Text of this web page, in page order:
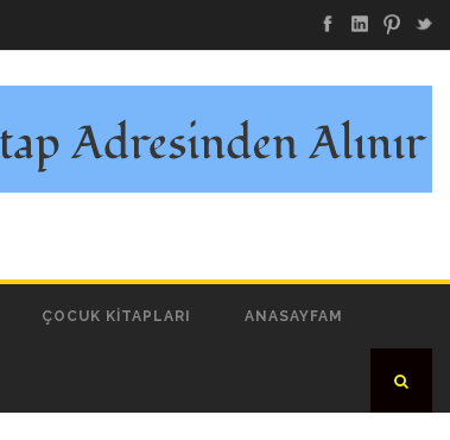
ÇOCUK KITAPLARI ANASAYFAM